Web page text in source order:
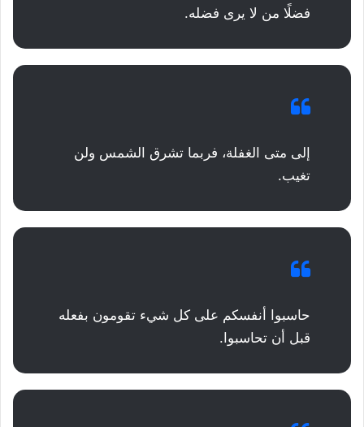
فضلًا من لا يرى فضله.
إلى متى الغفلة، فربما تشرق الشمس ولن
تغيب.
حاسبوا أنفسكم على كل شيء تقومون بفعله
قبل أن تحاسبوا.